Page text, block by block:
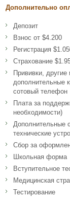
Дополнительно
Депозит
Взнос от $4.200
Регистрация
Страхование
Прививки,
дополнительные
сотовый телефон
Плата за
необходимости)
Дополнительные
технические
Сбор за
Школьная форма
Вступительное
Медицинская
Тестирование